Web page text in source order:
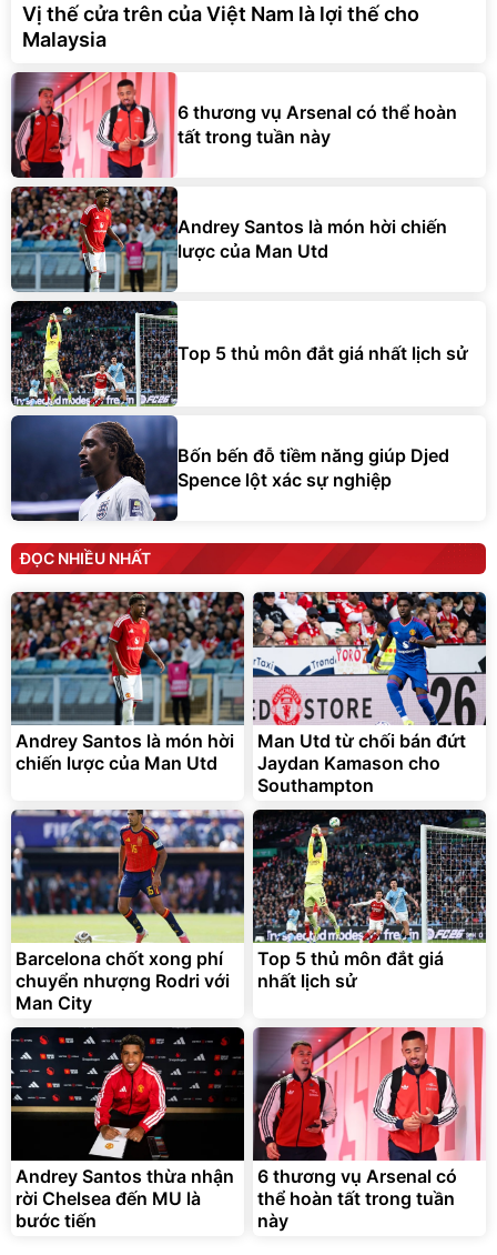
Vị thế cửa trên của Việt Nam là lợi thế cho
Malaysia
6 thương vụ Arsenal có thể hoàn
tất trong tuần này
Andrey Santos là món hời chiến
lược của Man Utd
Top 5 thủ môn đắt giá nhất lịch sử
Bốn bến đỗ tiềm năng giúp Djed
Spence lột xác sự nghiệp
ĐỌC NHIỀU NHẤT
Andrey Santos là món hời
chiến lược của Man Utd
Man Utd từ chối bán đứt
Jaydan Kamason cho
Southampton
Barcelona chốt xong phí
chuyển nhượng Rodri với
Man City
Top 5 thủ môn đắt giá
nhất lịch sử
Andrey Santos thừa nhận
rời Chelsea đến MU là
bước tiến
6 thương vụ Arsenal có
thể hoàn tất trong tuần
này